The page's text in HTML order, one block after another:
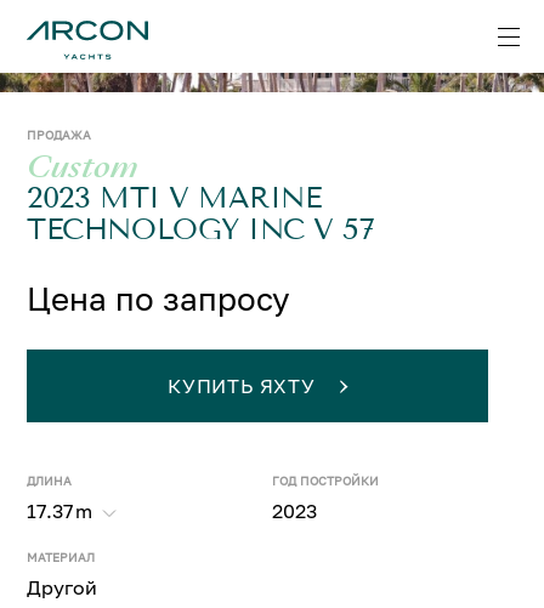
ПРОДАЖА
Custom
2023 MTI V MARINE
TECHNOLOGY INC V 57
Цена по запросу
ДЛИНА
17.37m
ГОД ПОСТРОЙКИ
2023
МАТЕРИАЛ
Другой
КУПИТЬ ЯХТУ